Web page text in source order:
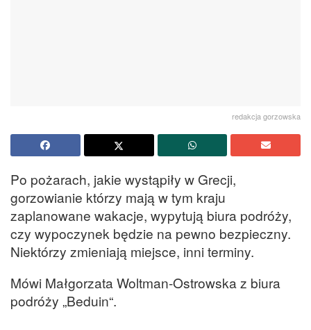
redakcja gorzowska
Po pożarach, jakie wystąpiły w Grecji,
gorzowianie którzy mają w tym kraju
zaplanowane wakacje, wypytują biura podróży,
czy wypoczynek będzie na pewno bezpieczny.
Niektórzy zmieniają miejsce, inni terminy.
Mówi Małgorzata Woltman-Ostrowska z biura
podróży „Beduin“.